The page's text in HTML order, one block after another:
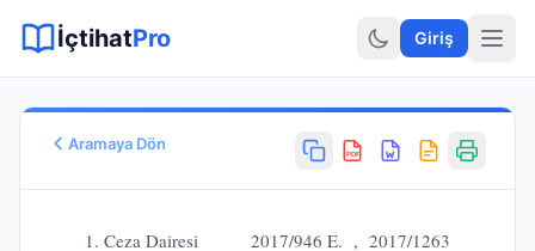
Hukuki Araçlar
İçtihatPro Giriş
Aramaya Dön
PDF
2017/9461. Ceza Dairesi 2017/946 E. , 2017/1263